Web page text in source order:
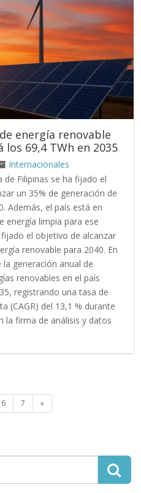
energía renovable
los 69,4 TWh en 2035
Internacionales
de Filipinas se ha fijado el
un 35% de generación de
Además, el país está en
energía limpia para ese
el objetivo de alcanzar
renovable para 2040. En
generación anual de
renovables en el país
registrando una tasa de
(CAGR) del 13,1 % durante
la firma de análisis y datos
6 7 »